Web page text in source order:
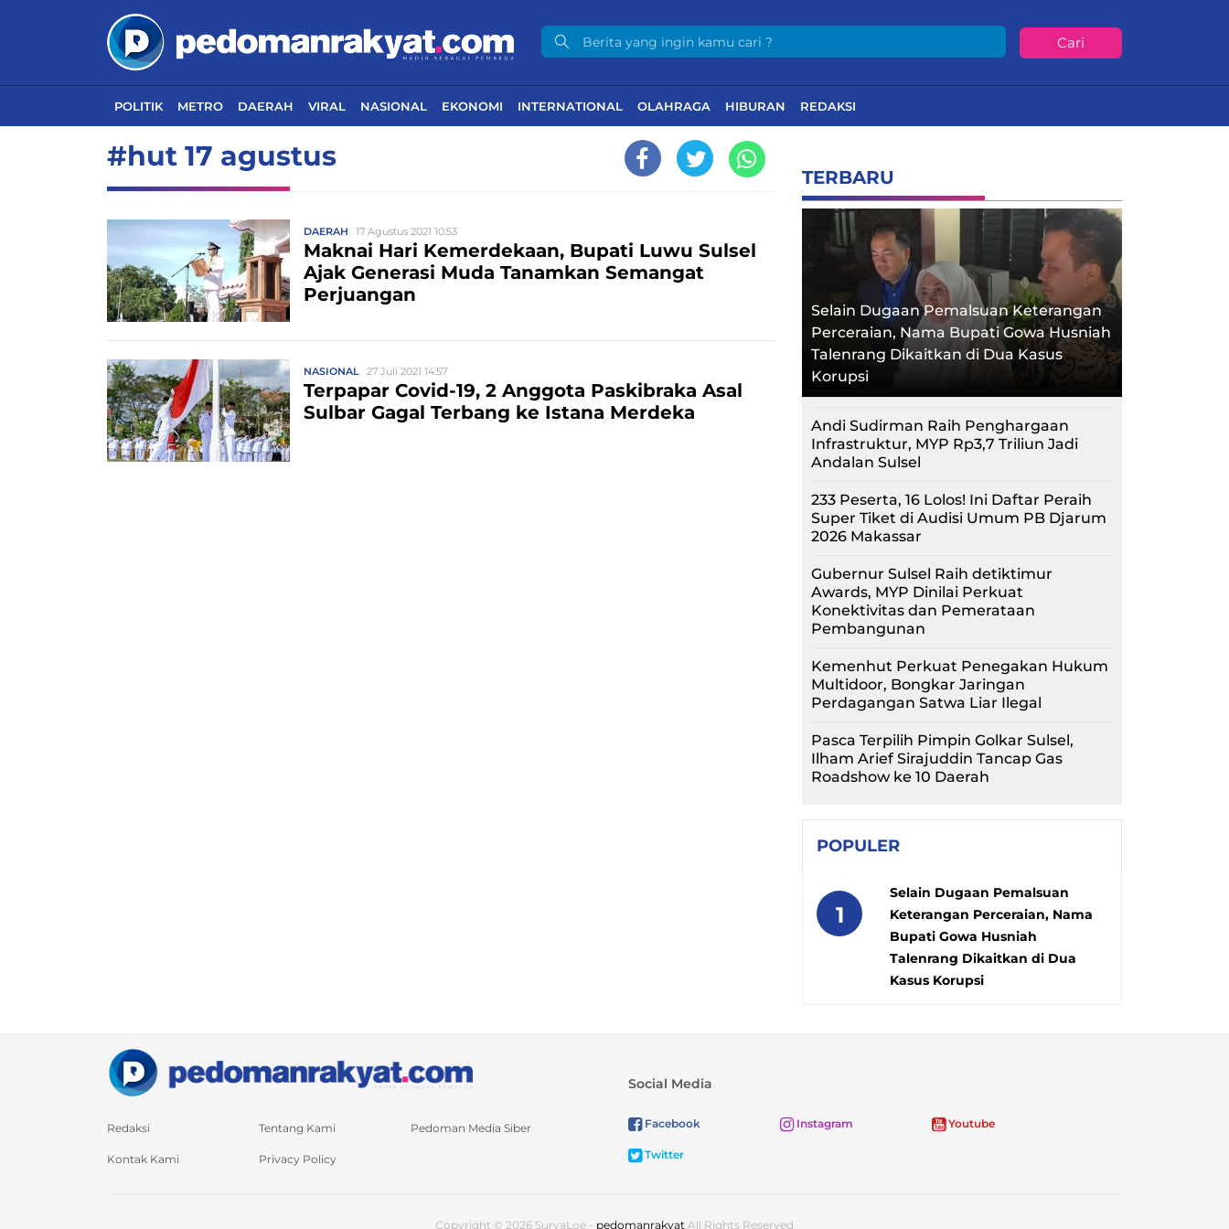
Cari
POLITIK METRO DAERAH VIRAL NASIONAL EKONOMI INTERNATIONAL OLAHRAGA HIBURAN REDAKSI
#hut 17 agustus
DAERAH 17 Agustus 2021 10:53
Maknai Hari Kemerdekaan, Bupati Luwu Sulsel
Ajak Generasi Muda Tanamkan Semangat
Perjuangan
NASIONAL 27 Juli 2021 14:57
Terpapar Covid-19, 2 Anggota Paskibraka Asal
Sulbar Gagal Terbang ke Istana Merdeka
TERBARU
Selain Dugaan Pemalsuan Keterangan
Perceraian, Nama Bupati Gowa Husniah
Talenrang Dikaitkan di Dua Kasus
Korupsi
Andi Sudirman Raih Penghargaan
Infrastruktur, MYP Rp3,7 Triliun Jadi
Andalan Sulsel
233 Peserta, 16 Lolos! Ini Daftar Peraih
Super Tiket di Audisi Umum PB Djarum
2026 Makassar
Gubernur Sulsel Raih detiktimur
Awards, MYP Dinilai Perkuat
Konektivitas dan Pemerataan
Pembangunan
Kemenhut Perkuat Penegakan Hukum
Multidoor, Bongkar Jaringan
Perdagangan Satwa Liar Ilegal
Pasca Terpilih Pimpin Golkar Sulsel,
Ilham Arief Sirajuddin Tancap Gas
Roadshow ke 10 Daerah
POPULER
1
Selain Dugaan Pemalsuan
Keterangan Perceraian, Nama
Bupati Gowa Husniah
Talenrang Dikaitkan di Dua
Kasus Korupsi
Redaksi Tentang Kami Pedoman Media Siber
Kontak Kami Privacy Policy
Social Media
Facebook Instagram Youtube
Twitter
Copyright © 2026 SuryaLoe - pedomanrakyat All Rights Reserved